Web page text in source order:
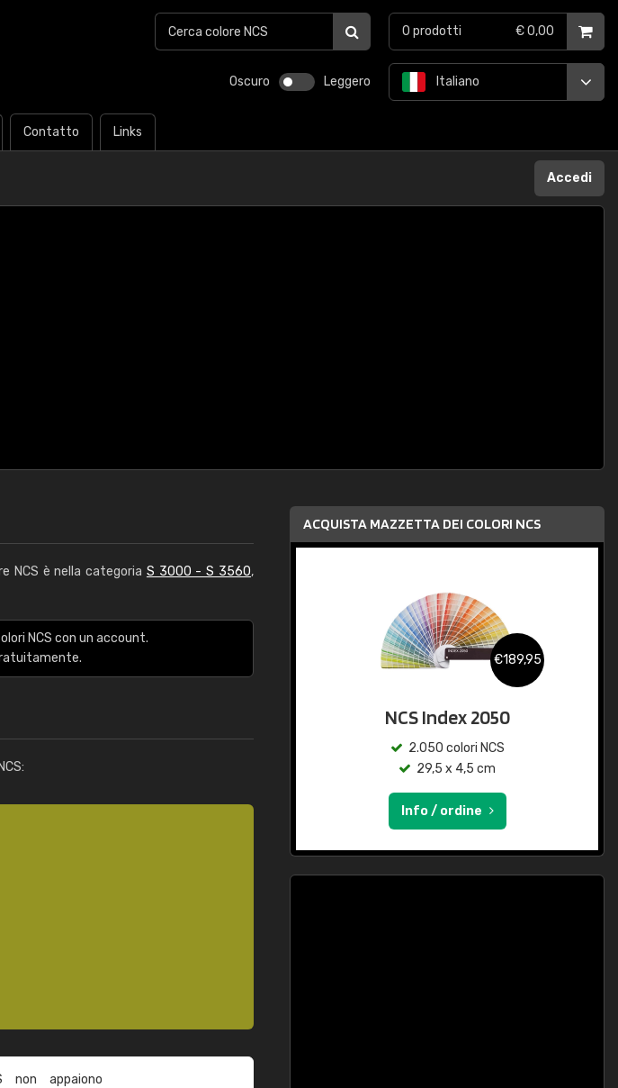
Oscuro Leggero
Contatto Links
Italiano
0 prodotti € 0,00
Accedi
NCS è nella categoria S 3000 - S 3560,
NCS con un account.
appaiono
ACQUISTA MAZZETTA DEI COLORI NCS
€189,95
NCS Index 2050
2.050 colori NCS
29,5 x 4,5 cm
Info / ordine